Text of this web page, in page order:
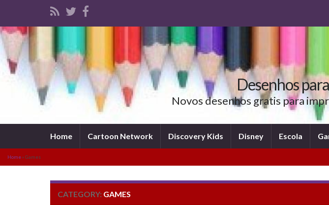
Desenhos
Novos desenhos gratis para
Home Cartoon Network Discovery Kids Disney Escola
Home»Games
CATEGORY: GAMES